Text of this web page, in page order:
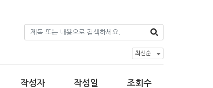
작성자 작성일 조회수